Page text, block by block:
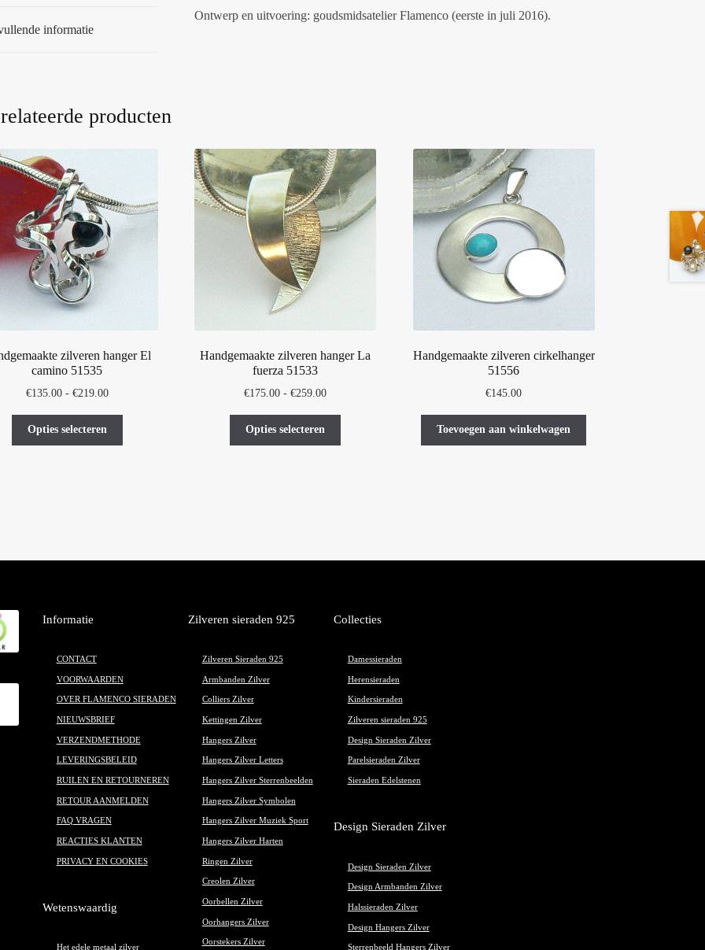
informatie
Ontwerp en uitvoering: goudsmidsatelier Flamenco (eerste in juli 2016).
producten
zilveren hanger El
camino 51535
€135.00 - €219.00Prijsklasse:
€219.00
Opties selecteren
gekozen
Handgemaakte zilveren hanger La
fuerza 51533
€175.00 - €259.00Prijsklasse:
€259.00
Opties selecteren
gekozen
Handgemaakte zilveren cirkelhanger
51556
€145.00
Toevoegen aan winkelwagen
Informatie
CONTACT
VOORWAARDEN
OVER FLAMENCO SIERADEN
NIEUWSBRIEF
VERZENDMETHODE
LEVERINGSBELEID
RUILEN EN RETOURNEREN
RETOUR AANMELDEN
FAQ VRAGEN
REACTIES KLANTEN
PRIVACY EN COOKIES
Wetenswaardig
Het edele metaal zilver
Zilveren sieraden 925
Zilveren Sieraden 925
Armbanden Zilver
Colliers Zilver
Kettingen Zilver
Hangers Zilver
Hangers Zilver Letters
Hangers Zilver Sterrenbeelden
Hangers Zilver Symbolen
Hangers Zilver Muziek Sport
Hangers Zilver Harten
Ringen Zilver
Creolen Zilver
Oorbellen Zilver
Oorhangers Zilver
Oorstekers Zilver
Collecties
Damessieraden
Herensieraden
Kindersieraden
Zilveren sieraden 925
Design Sieraden Zilver
Parelsieraden Zilver
Sieraden Edelstenen
Design Sieraden Zilver
Design Sieraden Zilver
Design Armbanden Zilver
Halssieraden Zilver
Design Hangers Zilver
Sterrenbeeld Hangers Zilver